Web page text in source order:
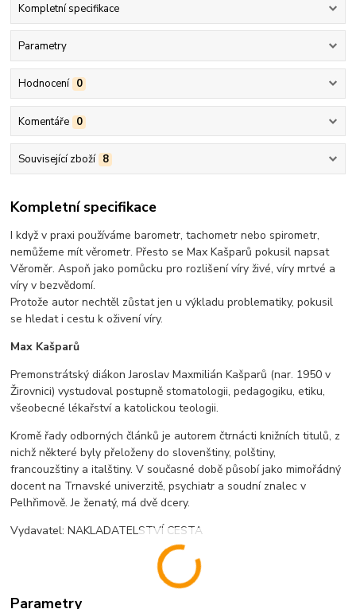
Kompletní specifikace
Parametry
Hodnocení 0
Komentáře 0
Související zboží 8
Kompletní specifikace
I když v praxi používáme barometr, tachometr nebo spirometr,
nemůžeme mít věrometr. Přesto se Max Kašparů pokusil napsat
Věroměr. Aspoň jako pomůcku pro rozlišení víry živé, víry mrtvé a
víry v bezvědomí.
Protože autor nechtěl zůstat jen u výkladu problematiky, pokusil
se hledat i cestu k oživení víry.
Max Kašparů
Premonstrátský diákon Jaroslav Maxmilián Kašparů (nar. 1950 v
Žirovnici) vystudoval postupně stomatologii, pedagogiku, etiku,
všeobecné lékařství a katolickou teologii.
Kromě řady odborných článků je autorem čtrnácti knižních titulů, z
nichž některé byly přeloženy do slovenštiny, polštiny,
francouzštiny a italštiny. V současné době působí jako mimořádný
docent na Trnavské univerzitě, psychiatr a soudní znalec v
Pelhřimově. Je ženatý, má dvě dcery.
Vydavatel: NAKLADATELSTVÍ CESTA
Parametry